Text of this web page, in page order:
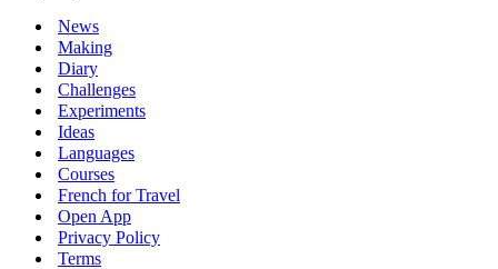
News
Making
Diary
Challenges
Experiments
Ideas
Languages
Courses
French for Travel
Open App
Privacy Policy
Terms